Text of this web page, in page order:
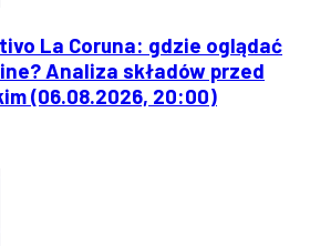
La Coruna: gdzie oglądać
Analiza składów przed
(06.08.2026, 20:00)